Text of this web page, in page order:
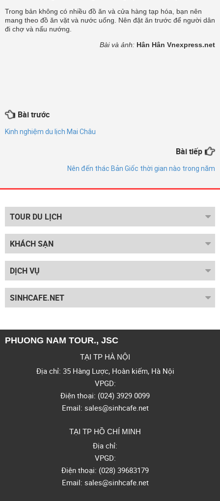
Trong bản không có nhiều đồ ăn và cửa hàng tạp hóa, bạn nên
mang theo đồ ăn vặt và nước uống. Nên đặt ăn trước để người dân
đi chợ và nấu nướng.
Bài và ảnh: Hân Hân Vnexpress.net
Bài trước
Kinh nghiệm du lịch Mai Châu
Bài tiếp
Nên đến thác Bản Giốc thời gian nào trong năm
TOUR DU LỊCH
KHÁCH SẠN
DỊCH VỤ
SINHCAFE.NET
PHUONG NAM TOUR., JSC
TẠI TP HÀ NỘI
Địa chỉ: 35 Hàng Lược, Hoàn kiếm, Hà Nội
VPGD:
Điện thoại: (024) 3929 0099
Email: sales@sinhcafe.net
TẠI TP HỒ CHÍ MINH
Địa chỉ:
VPGD:
Điện thoại: (028) 39683179
Email: sales@sinhcafe.net